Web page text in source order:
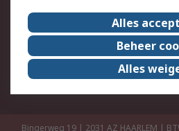
Over RS
RS Group
RS wereldwijd
ESG
Bingerweg 19 | 2031 AZ HAARLEM |
Alles
Beheer
Alles